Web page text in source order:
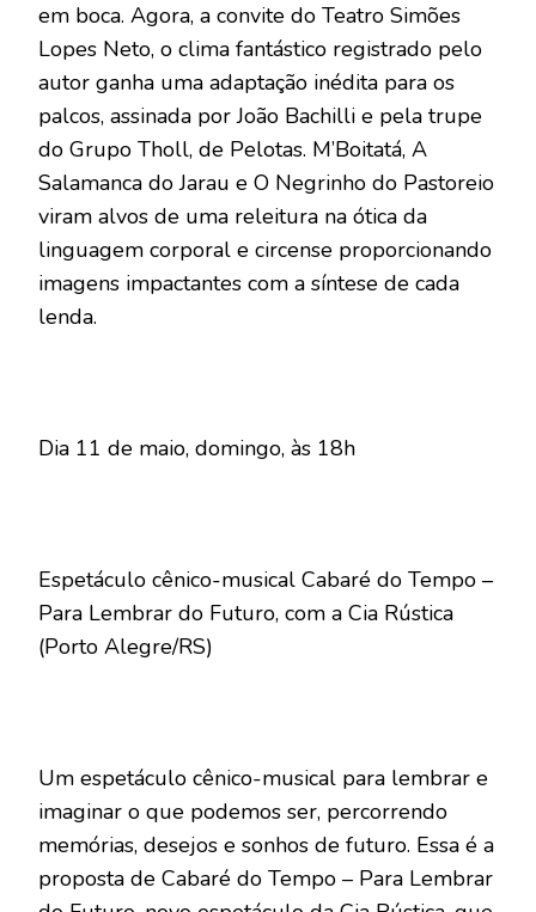
em boca. Agora, a convite do Teatro Simões
Lopes Neto, o clima fantástico registrado pelo
autor ganha uma adaptação inédita para os
palcos, assinada por João Bachilli e pela trupe
do Grupo Tholl, de Pelotas. M’Boitatá, A
Salamanca do Jarau e O Negrinho do Pastoreio
viram alvos de uma releitura na ótica da
linguagem corporal e circense proporcionando
imagens impactantes com a síntese de cada
lenda.
Dia 11 de maio, domingo, às 18h
Espetáculo cênico-musical Cabaré do Tempo –
Para Lembrar do Futuro, com a Cia Rústica
(Porto Alegre/RS)
Um espetáculo cênico-musical para lembrar e
imaginar o que podemos ser, percorrendo
memórias, desejos e sonhos de futuro. Essa é a
proposta de Cabaré do Tempo – Para Lembrar